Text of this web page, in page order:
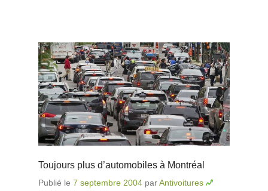
Toujours plus d’automobiles à Montréal
Publié le 7 septembre 2004 parAntivoitures